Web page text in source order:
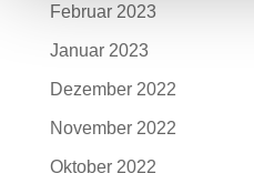
Februar 2023
Januar 2023
Dezember 2022
November 2022
Oktober 2022